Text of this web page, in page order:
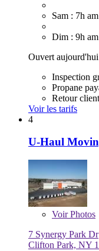
Sam : 7h
Dim : 9h
Ouvert
Inspection
Propane
Retour
Voir les tarifs
4
U-Haul
VoirPhotos
7 Synergy Park Dr
Clifton Park, NY